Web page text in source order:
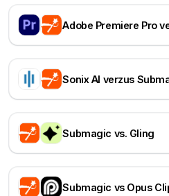
Adobe Premiere Pro
Sonix AI verzus
Submagic vs. Gling
Submagic vs Opus